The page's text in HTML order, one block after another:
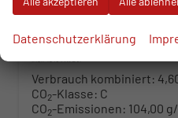
Leistung 81 kW (110 PS)
21.570,– €
Verbrauch kombiniert:
CO2-Klasse: C
CO2-Emissionen: 104,00
Datenschutzerklärung